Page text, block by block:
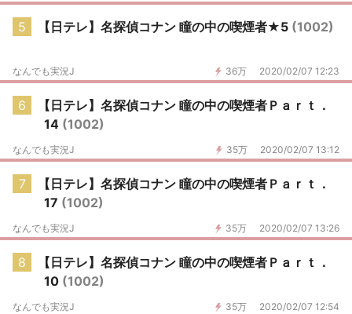
5 【日テレ】名探偵コナン 瞳の中の喫煙者★5 (1002)
36万 2020/02/07 12:23
なんでも実況J
6
【日テレ】名探偵コナン 瞳の中の喫煙者Ｐａｒｔ．
14 (1002)
35万 2020/02/07 13:12
なんでも実況J
7
【日テレ】名探偵コナン 瞳の中の喫煙者Ｐａｒｔ．
17 (1002)
35万 2020/02/07 13:26
なんでも実況J
8
【日テレ】名探偵コナン 瞳の中の喫煙者Ｐａｒｔ．
10 (1002)
35万 2020/02/07 12:54
なんでも実況J